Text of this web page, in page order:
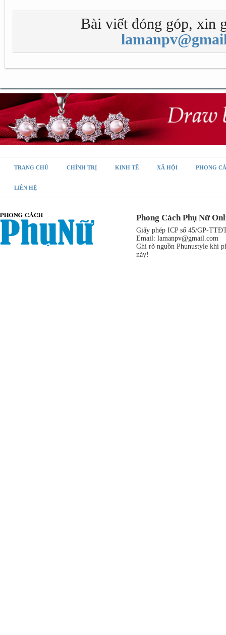
Bài viết đóng góp, xin
TRANG CHỦ CHÍNH TRỊ KINH TẾ XÃ HỘI PHONG
LIÊN HỆ
Phong Cách Phụ Nữ
Giấy phép ICP số 45/GP-
Email: lamanpv@gmail.com
Ghi rõ nguồn Phunustyle khi
này!